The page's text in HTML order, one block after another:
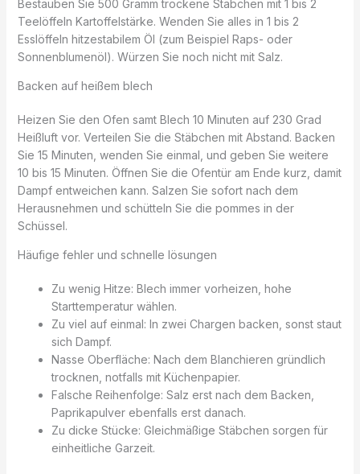
Bestäuben Sie 500 Gramm trockene Stäbchen mit 1 bis 2
Teelöffeln Kartoffelstärke. Wenden Sie alles in 1 bis 2
Esslöffeln hitzestabilem Öl (zum Beispiel Raps- oder
Sonnenblumenöl). Würzen Sie noch nicht mit Salz.
Backen auf heißem blech
Heizen Sie den Ofen samt Blech 10 Minuten auf 230 Grad
Heißluft vor. Verteilen Sie die Stäbchen mit Abstand. Backen
Sie 15 Minuten, wenden Sie einmal, und geben Sie weitere
10 bis 15 Minuten. Öffnen Sie die Ofentür am Ende kurz, damit
Dampf entweichen kann. Salzen Sie sofort nach dem
Herausnehmen und schütteln Sie die pommes in der
Schüssel.
Häufige fehler und schnelle lösungen
Zu wenig Hitze: Blech immer vorheizen, hohe
Starttemperatur wählen.
Zu viel auf einmal: In zwei Chargen backen, sonst staut
sich Dampf.
Nasse Oberfläche: Nach dem Blanchieren gründlich
trocknen, notfalls mit Küchenpapier.
Falsche Reihenfolge: Salz erst nach dem Backen,
Paprikapulver ebenfalls erst danach.
Zu dicke Stücke: Gleichmäßige Stäbchen sorgen für
einheitliche Garzeit.